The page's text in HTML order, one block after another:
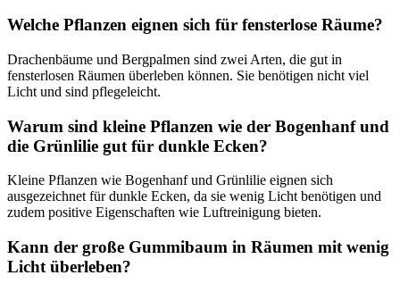
Welche Pflanzen eignen sich für fensterlose Räume?
Drachenbäume und Bergpalmen sind zwei Arten, die gut in
fensterlosen Räumen überleben können. Sie benötigen nicht viel
Licht und sind pflegeleicht.
Warum sind kleine Pflanzen wie der Bogenhanf und
die Grünlilie gut für dunkle Ecken?
Kleine Pflanzen wie Bogenhanf und Grünlilie eignen sich
ausgezeichnet für dunkle Ecken, da sie wenig Licht benötigen und
zudem positive Eigenschaften wie Luftreinigung bieten.
Kann der große Gummibaum in Räumen mit wenig
Licht überleben?